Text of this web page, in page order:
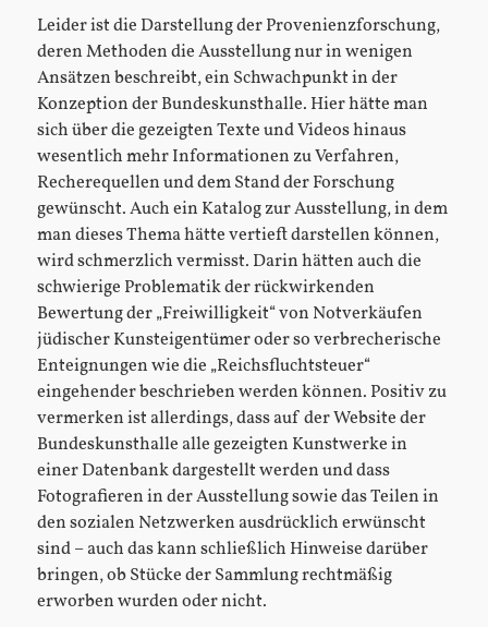
Leider ist die Darstellung der Provenienzforschung,
deren Methoden die Ausstellung nur in wenigen
Ansätzen beschreibt, ein Schwachpunkt in der
Konzeption der Bundeskunsthalle. Hier hätte man
sich über die gezeigten Texte und Videos hinaus
wesentlich mehr Informationen zu Verfahren,
Recherequellen und dem Stand der Forschung
gewünscht. Auch ein Katalog zur Ausstellung, in dem
man dieses Thema hätte vertieft darstellen können,
wird schmerzlich vermisst. Darin hätten auch die
schwierige Problematik der rückwirkenden
Bewertung der „Freiwilligkeit“ von Notverkäufen
jüdischer Kunsteigentümer oder so verbrecherische
Enteignungen wie die „Reichsfluchtsteuer“
eingehender beschrieben werden können. Positiv zu
vermerken ist allerdings, dass auf der Website der
Bundeskunsthalle alle gezeigten Kunstwerke in
einer Datenbank dargestellt werden und dass
Fotografieren in der Ausstellung sowie das Teilen in
den sozialen Netzwerken ausdrücklich erwünscht
sind – auch das kann schließlich Hinweise darüber
bringen, ob Stücke der Sammlung rechtmäßig
erworben wurden oder nicht.